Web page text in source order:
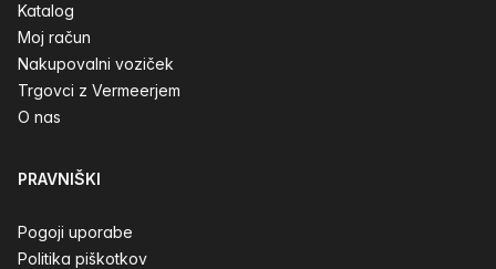
Katalog
Moj račun
Nakupovalni voziček
Trgovci z Vermeerjem
O nas
PRAVNIŠKI
Pogoji uporabe
Politika piškotkov